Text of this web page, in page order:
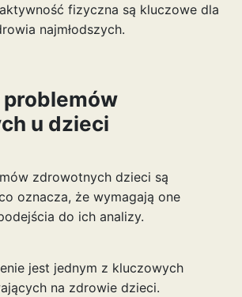
fizyczna są kluczowe dla
najmłodszych.
u dzieci
zdrowotnych dzieci są
oznacza, że wymagają one
do ich analizy.
jest jednym z kluczowych
na zdrowie dzieci.